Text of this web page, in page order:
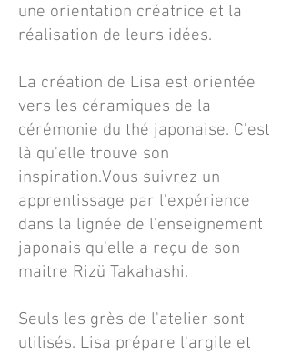
une orientation créatrice et la
réalisation de leurs idées.
La création de Lisa est orientée
vers les céramiques de la
cérémonie du thé japonaise. C'est
là qu'elle trouve son
inspiration.Vous suivrez un
apprentissage par l'expérience
dans la lignée de l'enseignement
japonais qu'elle a reçu de son
maitre Rizü Takahashi.
Seuls les grès de l'atelier sont
utilisés. Lisa prépare l'argile et